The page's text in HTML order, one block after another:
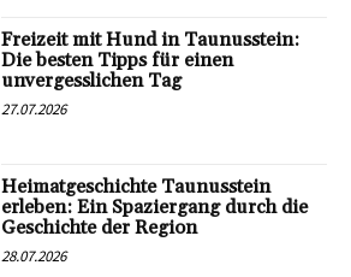
Freizeit mit Hund in Taunusstein:
Die besten Tipps für einen
unvergesslichen Tag
27.07.2026
Heimatgeschichte Taunusstein
erleben: Ein Spaziergang durch die
Geschichte der Region
28.07.2026